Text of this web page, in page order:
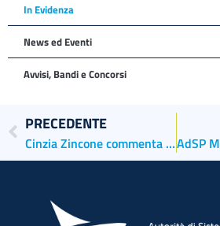
In Evidenza
News ed Eventi
Avvisi, Bandi e Concorsi
PRECEDENTE
Cinzia Zincone commenta l’incontro al MIMS: “Col ministro Giovannini un cordiale colloquio di aggiornamento sulle questioni centrali per il futuro della città